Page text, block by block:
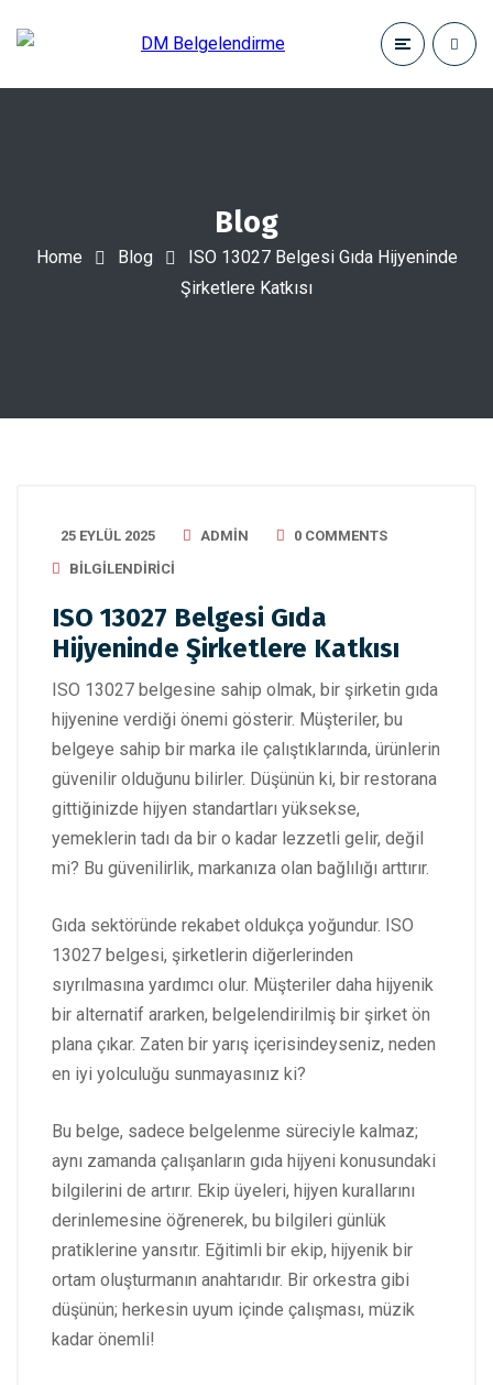
Blog
Home Blog
ISO 13027 Belgesi Gıda Hijyeninde
Şirketlere Katkısı
25 EYLÜL 2025 ADMIN
0 COMMENTS
BILGILENDIRICI
ISO 13027 Belgesi Gıda
Hijyeninde Şirketlere Katkısı
ISO 13027 belgesine sahip olmak, bir şirketin gıda
hijyenine verdiği önemi gösterir. Müşteriler, bu
belgeye sahip bir marka ile çalıştıklarında, ürünlerin
güvenilir olduğunu bilirler. Düşünün ki, bir restorana
gittiğinizde hijyen standartları yüksekse,
yemeklerin tadı da bir o kadar lezzetli gelir, değil
mi? Bu güvenilirlik, markanıza olan bağlılığı arttırır.
Gıda sektöründe rekabet oldukça yoğundur. ISO
13027 belgesi, şirketlerin diğerlerinden
sıyrılmasına yardımcı olur. Müşteriler daha hijyenik
bir alternatif ararken, belgelendirilmiş bir şirket ön
plana çıkar. Zaten bir yarış içerisindeyseniz, neden
en iyi yolculuğu sunmayasınız ki?
Bu belge, sadece belgelenme süreciyle kalmaz;
aynı zamanda çalışanların gıda hijyeni konusundaki
bilgilerini de artırır. Ekip üyeleri, hijyen kurallarını
derinlemesine öğrenerek, bu bilgileri günlük
pratiklerine yansıtır. Eğitimli bir ekip, hijyenik bir
ortam oluşturmanın anahtarıdır. Bir orkestra gibi
düşünün; herkesin uyum içinde çalışması, müzik
kadar önemli!